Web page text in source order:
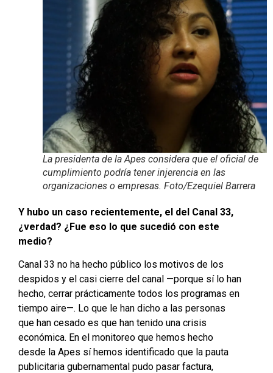
La presidenta de la Apes considera que el oficial de
cumplimiento podría tener injerencia en las
organizaciones o empresas. Foto/Ezequiel Barrera
Y hubo un caso recientemente, el del Canal 33,
¿verdad? ¿Fue eso lo que sucedió con este
medio?
Canal 33 no ha hecho público los motivos de los
despidos y el casi cierre del canal —porque sí lo han
hecho, cerrar prácticamente todos los programas en
tiempo aire—. Lo que le han dicho a las personas
que han cesado es que han tenido una crisis
económica. En el monitoreo que hemos hecho
desde la Apes sí hemos identificado que la pauta
publicitaria gubernamental pudo pasar factura,